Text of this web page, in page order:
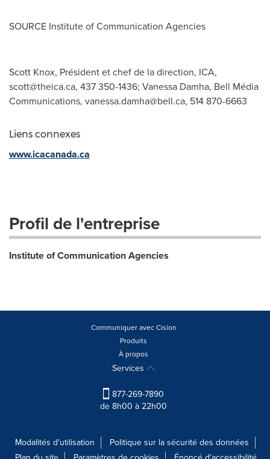
SOURCE Institute of Communication Agencies
Scott Knox, Président et chef de la direction, ICA,
scott@theica.ca, 437 350-1436; Vanessa Damha, Bell Média
Communications, vanessa.damha@bell.ca, 514 870-6663
Liens connexes
www.icacanada.ca
Profil de l'entreprise
Institute of Communication Agencies
Communiquer avec Cision
Produits
À propos
Services
877-269-7890
de 8h00 à 22h00
Modalités d'utilisation
Politique sur la sécurité des données